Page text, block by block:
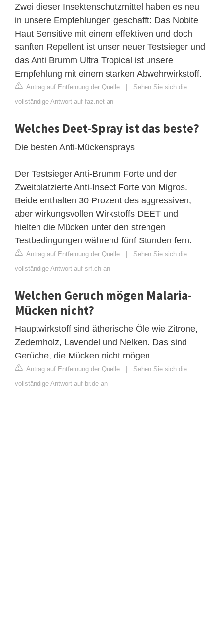
Zwei dieser Insektenschutzmittel haben es neu
in unsere Empfehlungen geschafft: Das Nobite
Haut Sensitive mit einem effektiven und doch
sanften Repellent ist unser neuer Testsieger und
das Anti Brumm Ultra Tropical ist unsere
Empfehlung mit einem starken Abwehrwirkstoff.
Antrag auf Entfernung der Quelle | Sehen Sie sich die
vollständige Antwort auf faz.net an
Welches Deet-Spray ist das beste?
Die besten Anti-Mückensprays
Der Testsieger Anti-Brumm Forte und der
Zweitplatzierte Anti-Insect Forte von Migros.
Beide enthalten 30 Prozent des aggressiven,
aber wirkungsvollen Wirkstoffs DEET und
hielten die Mücken unter den strengen
Testbedingungen während fünf Stunden fern.
Antrag auf Entfernung der Quelle | Sehen Sie sich die
vollständige Antwort auf srf.ch an
Welchen Geruch mögen Malaria-
Mücken nicht?
Hauptwirkstoff sind ätherische Öle wie Zitrone,
Zedernholz, Lavendel und Nelken. Das sind
Gerüche, die Mücken nicht mögen.
Antrag auf Entfernung der Quelle | Sehen Sie sich die
vollständige Antwort auf br.de an